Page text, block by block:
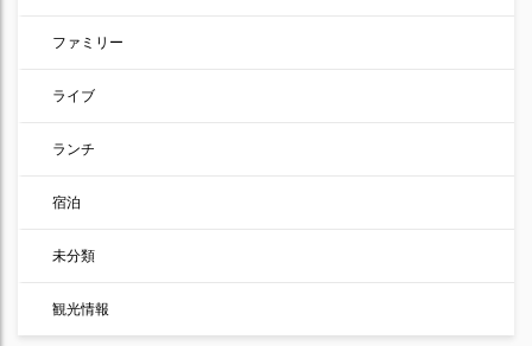
ファミリー
ライブ
ランチ
宿泊
未分類
観光情報